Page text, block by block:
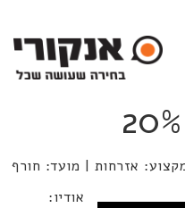
אודיו: